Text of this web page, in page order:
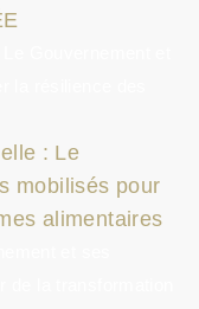
: Le
mobilisés pour
alimentaires